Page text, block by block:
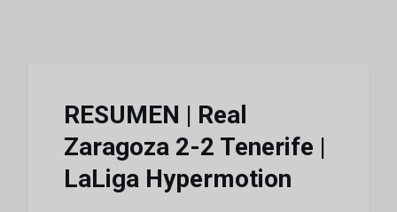
RESUMEN | Real
Zaragoza 2-2 Tenerife |
LaLiga Hypermotion